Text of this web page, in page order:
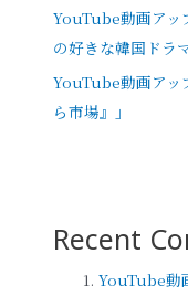
YouTube動画アッ
の好きな韓国ドラ
YouTube動画アッ
ら市場』」
Recent
YouTube動